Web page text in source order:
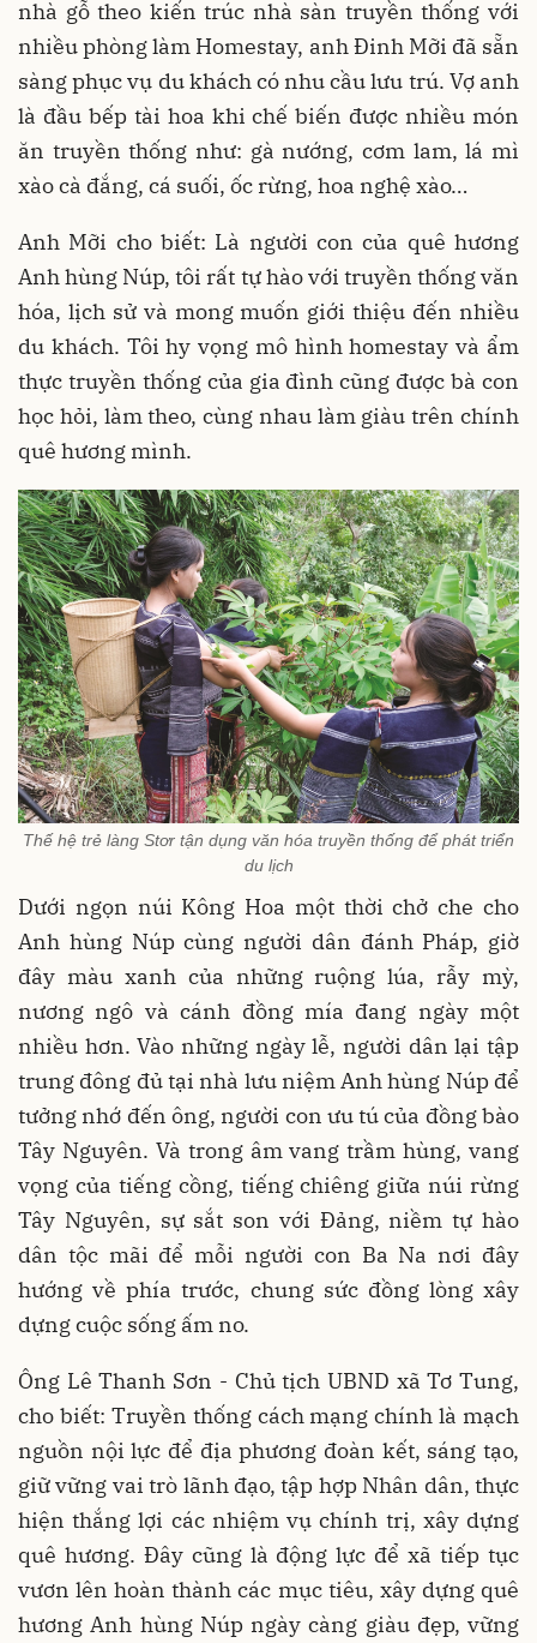
nhà gỗ theo kiến trúc nhà sàn truyền thống với
nhiều phòng làm Homestay, anh Đinh Mỡi đã sẵn
sàng phục vụ du khách có nhu cầu lưu trú. Vợ anh
là đầu bếp tài hoa khi chế biến được nhiều món
ăn truyền thống như: gà nướng, cơm lam, lá mì
xào cà đắng, cá suối, ốc rừng, hoa nghệ xào…
Anh Mỡi cho biết: Là người con của quê hương
Anh hùng Núp, tôi rất tự hào với truyền thống văn
hóa, lịch sử và mong muốn giới thiệu đến nhiều
du khách. Tôi hy vọng mô hình homestay và ẩm
thực truyền thống của gia đình cũng được bà con
học hỏi, làm theo, cùng nhau làm giàu trên chính
quê hương mình.
Thế hệ trẻ làng Stơr tận dụng văn hóa truyền thống để phát triển
du lịch
Dưới ngọn núi Kông Hoa một thời chở che cho
Anh hùng Núp cùng người dân đánh Pháp, giờ
đây màu xanh của những ruộng lúa, rẫy mỳ,
nương ngô và cánh đồng mía đang ngày một
nhiều hơn. Vào những ngày lễ, người dân lại tập
trung đông đủ tại nhà lưu niệm Anh hùng Núp để
tưởng nhớ đến ông, người con ưu tú của đồng bào
Tây Nguyên. Và trong âm vang trầm hùng, vang
vọng của tiếng cồng, tiếng chiêng giữa núi rừng
Tây Nguyên, sự sắt son với Đảng, niềm tự hào
dân tộc mãi để mỗi người con Ba Na nơi đây
hướng về phía trước, chung sức đồng lòng xây
dựng cuộc sống ấm no.
Ông Lê Thanh Sơn - Chủ tịch UBND xã Tơ Tung,
cho biết: Truyền thống cách mạng chính là mạch
nguồn nội lực để địa phương đoàn kết, sáng tạo,
giữ vững vai trò lãnh đạo, tập hợp Nhân dân, thực
hiện thắng lợi các nhiệm vụ chính trị, xây dựng
quê hương. Đây cũng là động lực để xã tiếp tục
vươn lên hoàn thành các mục tiêu, xây dựng quê
hương Anh hùng Núp ngày càng giàu đẹp, vững